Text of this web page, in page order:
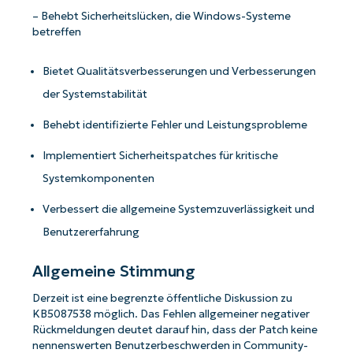
– Behebt Sicherheitslücken, die Windows-Systeme
betreffen
Bietet Qualitätsverbesserungen und Verbesserungen
der Systemstabilität
Behebt identifizierte Fehler und Leistungsprobleme
Implementiert Sicherheitspatches für kritische
Systemkomponenten
Verbessert die allgemeine Systemzuverlässigkeit und
Benutzererfahrung
Allgemeine Stimmung
Derzeit ist eine begrenzte öffentliche Diskussion zu
KB5087538 möglich. Das Fehlen allgemeiner negativer
Rückmeldungen deutet darauf hin, dass der Patch keine
nennenswerten Benutzerbeschwerden in Community-